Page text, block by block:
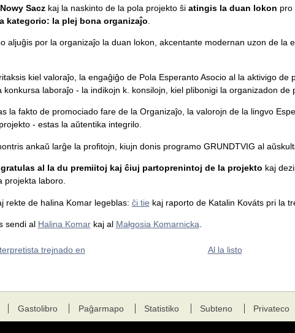
Saczkaj la naskinto de la pola projekto ŝi atingis la duan lokon pro
kategorio: la plej bona organizaĵo
aljuĝis por la organizaĵo la duan lokon, akcentante modernan uzon de
kiel valoraĵo, la engaĝiĝo de Pola Esperanto Asocio al la aktivigo
konkursa laboraĵo - la indikojn k. konsilojn, kiel plibonigi la organizadon de
la fakto de promociado fare de la Organizaĵo, la valorojn de la lingvo
- estas la aŭtentika integrilo.
ankaŭ larĝe la profitojn, kiujn donis programo GRUNDTVIG al
al la du premiitoj kaj ĉiuj partoprenintoj de la projekto kaj
projekta laboro.
rekte de halina Komar legeblas: ĉi tie kaj raporto de Katalin Kováts pri la
sendi al Halina Komarkaj al Małgosia Komarnicka
trejnado en
Al la listo
Gastolibro Paĝarmapo Statistiko Subteno Privateco